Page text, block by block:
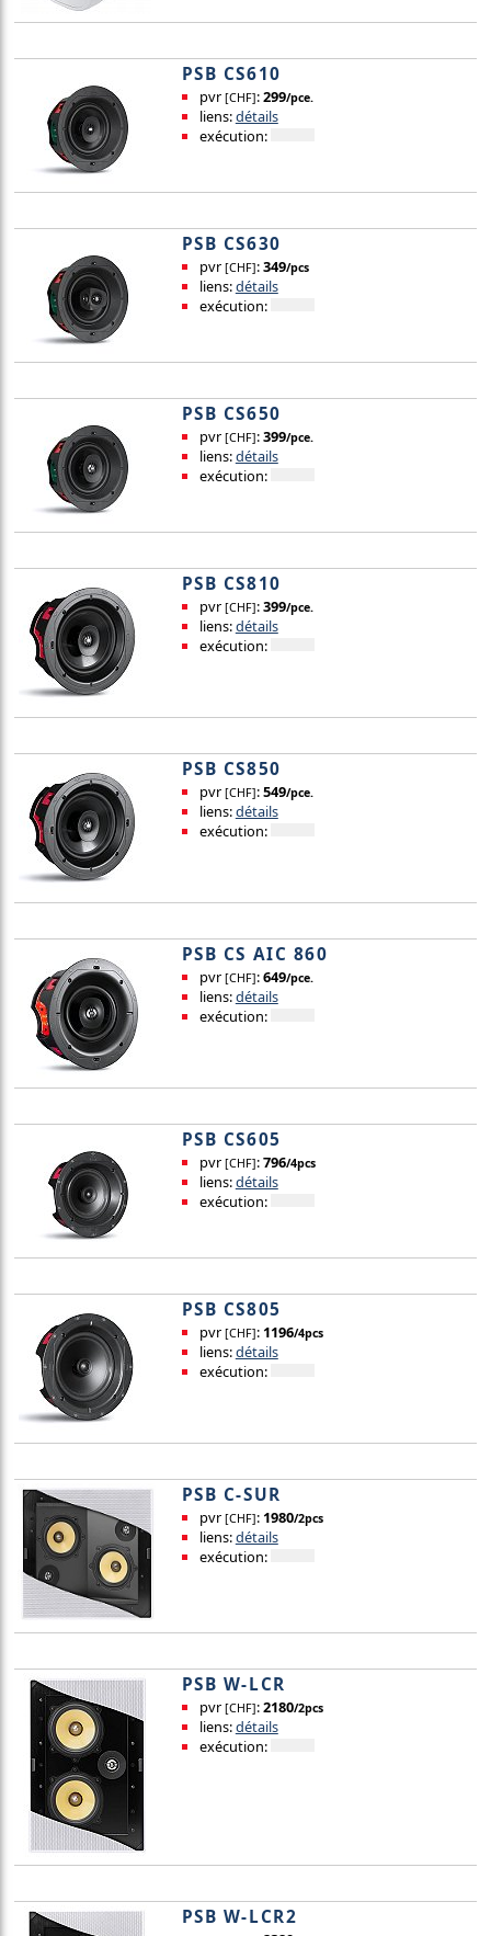
PSB CS610
pvr [CHF]:299/pce.
liens:détails
exécution:
PSB CS630
pvr [CHF]:349/pcs
liens:détails
exécution:
PSB CS650
pvr [CHF]:399/pce.
liens:détails
exécution:
PSB CS810
pvr [CHF]:399/pce.
liens:détails
exécution:
PSB CS850
pvr [CHF]:549/pce.
liens:détails
exécution:
PSB CS AIC 860
pvr [CHF]:649/pce.
liens:détails
exécution:
PSB CS605
pvr [CHF]:796/4pcs
liens:détails
exécution:
PSB CS805
pvr [CHF]: 1196/4pcs
liens:détails
exécution:
PSB C-SUR
pvr [CHF]: 1980/2pcs
liens:détails
exécution:
PSB W-LCR
pvr [CHF]:2180/2pcs
liens:détails
exécution:
PSB W-LCR2